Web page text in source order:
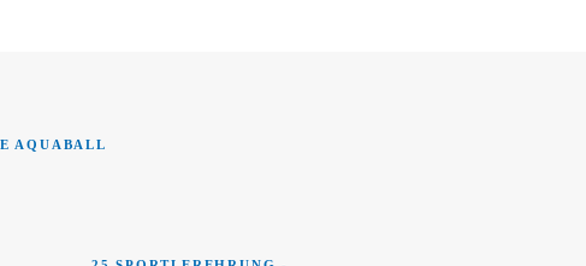
AQUABALL